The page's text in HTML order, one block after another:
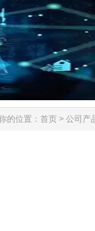
的位置： 首页 > 公司产